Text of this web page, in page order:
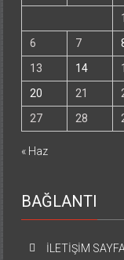
1
6
7
13
14
20
21
27
28
« Haz
BAĞLANTI
İLETİŞİM